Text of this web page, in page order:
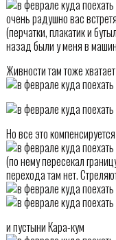
очень радушно вас
(перчатки, плакатик и
назад были у меня в
Живности там тоже хватает
Но все это
(по нему пересекал
перехода там нет.
и пустыни Кара-кум